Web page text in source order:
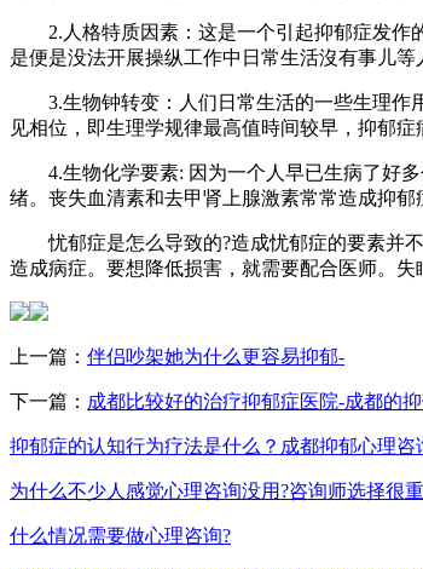
2.人格特质因素：这是一个引起抑郁症发作的
是便是没法开展操纵工作中日常生活沒有事儿
3.生物钟转变：人们日常生活的一些生理作用
见相位，即生理学规律最高值時间较早，抑郁
4.生物化学要素: 因为一个人早已生病了好多
绪。丧失血清素和去甲肾上腺激素常常造成抑
忧郁症是怎么导致的?造成忧郁症的要素并不
造成病症。要想降低损害，就需要配合医师。
上一篇： 伴侣吵架她为什么更容易抑郁-
下一篇： 成都比较好的治疗抑郁症医院-成都的
抑郁症的认知行为疗法是什么？成都抑郁心理咨
为什么不少人感觉心理咨询没用?咨询师选择很
什么情况需要做心理咨询?